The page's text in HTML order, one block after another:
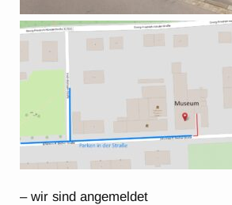
– wir sind angemeldet